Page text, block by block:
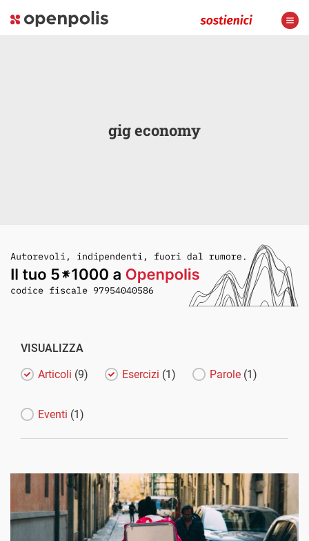
gig economy
VISUALIZZA
Articoli (9) Esercizi (1) Parole (1)
Eventi (1)